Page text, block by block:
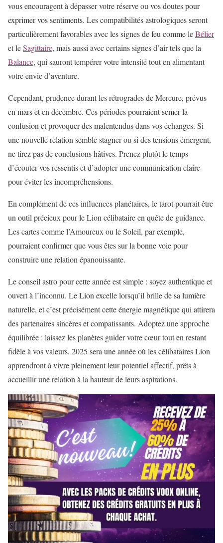
vous encouragent à dépasser votre réserve ou vos doutes pour
exprimer vos sentiments. Les compatibilités astrologiques seront
particulièrement favorables avec les signes de feu comme leBélier
et leSagittaire, mais aussi avec certains signes d’air tels que la
Balance, qui sauront tempérer votre intensité tout en alimentant
votre envie d’aventure.
Cependant, prudence durant les rétrogrades de Mercure, prévus
en mars et en décembre. Ces périodes pourraient semer la
confusion et provoquer des malentendus dans vos échanges. Si
une nouvelle relation semble stagner ou si des tensions émergent,
ne tirez pas de conclusions hâtives. Prenez plutôt le temps
d’écouter vos ressentis et d’adopter une communication claire
pour éviter les incompréhensions.
En complément de ces influences planétaires, le tarot pourrait être
un outil précieux pour le Lion célibataire en quête de guidance.
Les cartes comme l’Amoureux ou le Soleil, par exemple,
pourraient confirmer que vous êtes sur la bonne voie pour
construire une relation épanouissante.
Le conseil astro pour cette année est simple : soyez authentique et
ouvert à l’inconnu. Le Lion excelle lorsqu’il brille de sa lumière
naturelle, et c’est précisément cette énergie magnétique qui attirera
des partenaires sincères et compatissants. Adoptez une approche
équilibrée : laissez les planètes guider votre cœur tout en restant
fidèle à vos valeurs. 2025 sera une année où les célibataires Lion
apprendront à vivre pleinement leur potentiel affectif, prêts à
accueillir une relation à la hauteur de leurs aspirations.